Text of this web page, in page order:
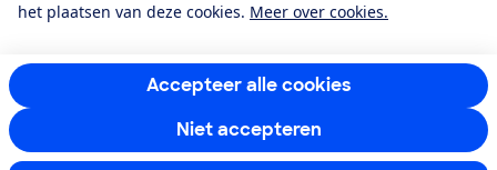
het plaatsen van deze cookies. Meer over cookies.
Accepteer alle cookies
Niet accepteren
12.901consumentenbeoordelen de Consumentenbondmet gemiddeld